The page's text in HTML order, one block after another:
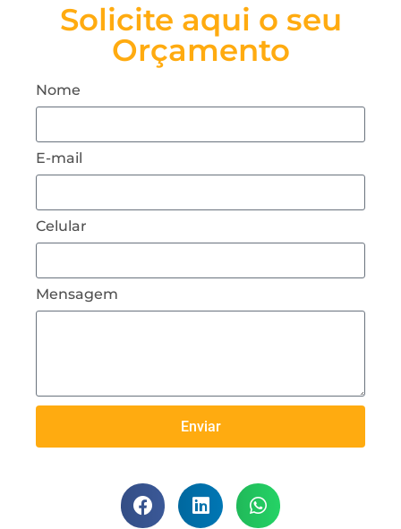
Solicite aqui o seu
Orçamento
Nome
E-mail
Celular
Mensagem
Enviar